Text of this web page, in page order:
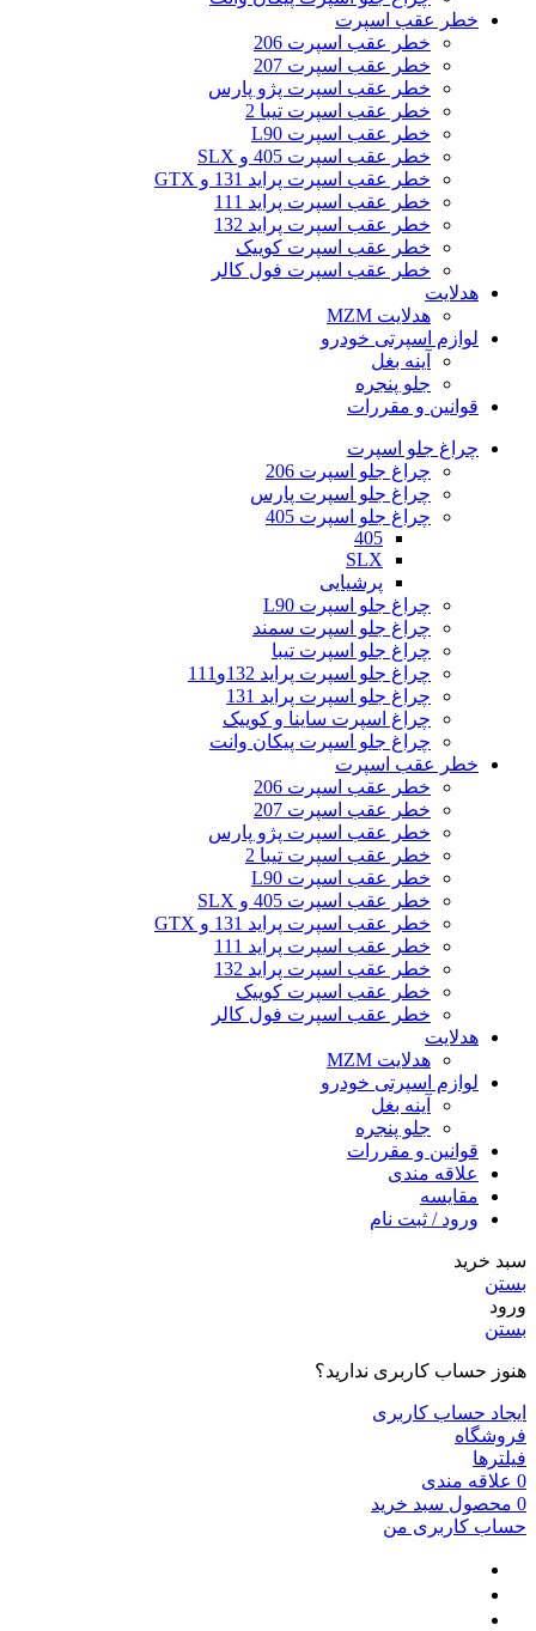
خطر عقب اسپرت
خطر عقب اسپرت 206
خطر عقب اسپرت 207
خطر عقب اسپرت پژو پارس
خطر عقب اسپرت تیبا 2
خطر عقب اسپرت L90
خطر عقب اسپرت 405 و SLX
خطر عقب اسپرت پراید 131 و GTX
خطر عقب اسپرت پراید 111
خطر عقب اسپرت پراید 132
خطر عقب اسپرت کوییک
خطر عقب اسپرت فول کالر
هدلایت
هدلایت MZM
لوازم اسپرتی خودرو
آینه بغل
جلو پنجره
قوانین و مقررات
چراغ جلو اسپرت
چراغ جلو اسپرت 206
چراغ جلو اسپرت پارس
چراغ جلو اسپرت 405
405
SLX
پرشیایی
چراغ جلو اسپرت L90
چراغ جلو اسپرت سمند
چراغ جلو اسپرت تیبا
چراغ جلو اسپرت پراید 132و111
چراغ جلو اسپرت پراید 131
چراغ اسپرت ساینا و کوییک
چراغ جلو اسپرت پیکان وانت
خطر عقب اسپرت
خطر عقب اسپرت 206
خطر عقب اسپرت 207
خطر عقب اسپرت پژو پارس
خطر عقب اسپرت تیبا 2
خطر عقب اسپرت L90
خطر عقب اسپرت 405 و SLX
خطر عقب اسپرت پراید 131 و GTX
خطر عقب اسپرت پراید 111
خطر عقب اسپرت پراید 132
خطر عقب اسپرت کوییک
خطر عقب اسپرت فول کالر
هدلایت
هدلایت MZM
لوازم اسپرتی خودرو
آینه بغل
جلو پنجره
قوانین و مقررات
علاقه مندی
مقایسه
ورود / ثبت نام
سبد خرید
بستن
ورود
بستن
هنوز حساب کاربری ندارید؟
ایجاد حساب کاربری
فروشگاه
فیلترها
0 علاقه مندی
0 محصول سبد خرید
حساب کاربری من